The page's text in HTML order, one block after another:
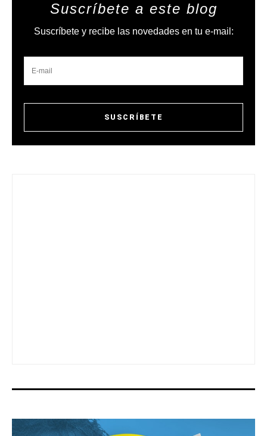
Suscríbete a este blog
Suscríbete y recibe las novedades en tu e-mail: